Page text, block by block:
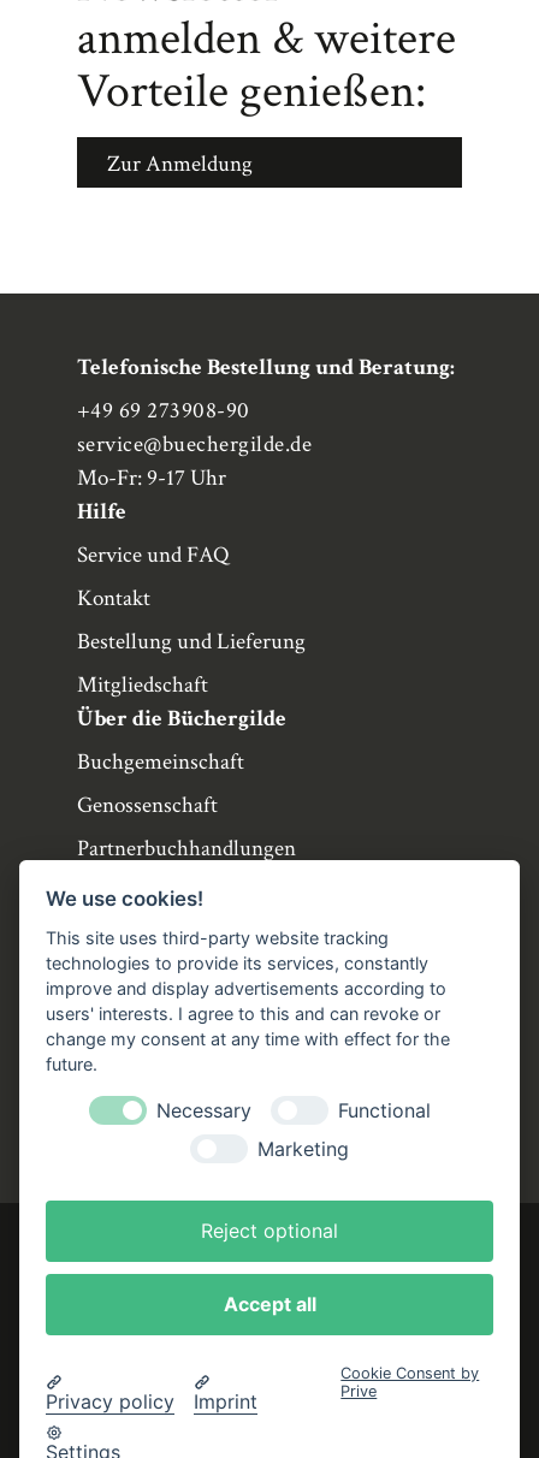
anmelden & weitere
Vorteile genießen:
Zur Anmeldung
Telefonische Bestellung und Beratung:
+49 69 273908-90
service@buechergilde.de
Mo-Fr: 9-17 Uhr
Hilfe
Service und FAQ
Kontakt
Bestellung und Lieferung
Mitgliedschaft
Über die Büchergilde
Buchgemeinschaft
Genossenschaft
Partnerbuchhandlungen
Büchergilde online
Stellenangebote
Folgen Sie uns!
FacebookInstagramYouTubeTikTok
Zustellung durch:
Impressum
Datenschutzerklärung
We use cookies!
This site uses third-party website tracking
technologies to provide its services, constantly
improve and display advertisements according to
users' interests. I agree to this and can revoke or
change my consent at any time with effect for the
future.
Necessary
Functional
Marketing
Reject optional
Accept all
Privacy policy Imprint
Settings
Cookie Consent by
Prive